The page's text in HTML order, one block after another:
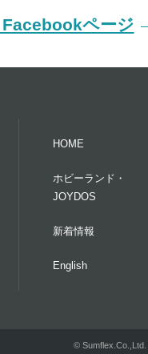
ページ
HOME
ホビーランド・
JOYDOS
新着情報
English
©